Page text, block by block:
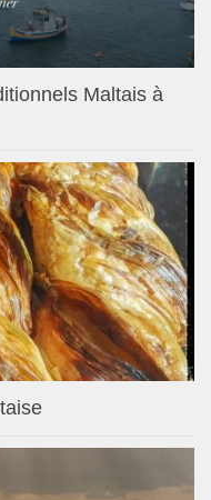
Maltais à